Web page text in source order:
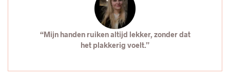
“Mijn handen ruiken altijd lekker, zonder dat
het plakkerig voelt.”